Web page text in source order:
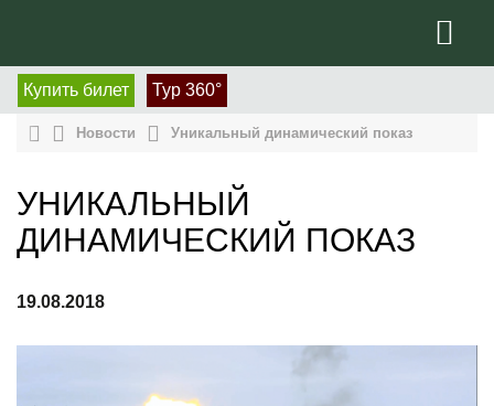
Купить билет Тур 360°
Новости Уникальный динамический показ
УНИКАЛЬНЫЙ
ДИНАМИЧЕСКИЙ ПОКАЗ
19.08.2018